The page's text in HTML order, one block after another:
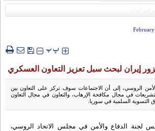
‍‍‍ پپ
إيران لبحث سبل تعزیز التعاون العسكري
الروسي، إلى أن الاجتماعات سوف تركز على التعاون بين
التشريعات في مجال مكافحة الإرهاب، والتعاون في مجال التعاون
التسوية السلمية في سوريا.
لجنة الدفاع والأمن في مجلس الاتحاد الروسي،